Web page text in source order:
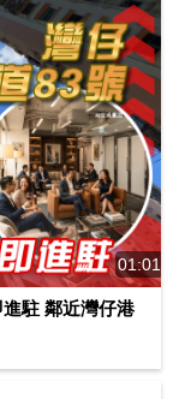
01:01
駐 鄰近灣仔港